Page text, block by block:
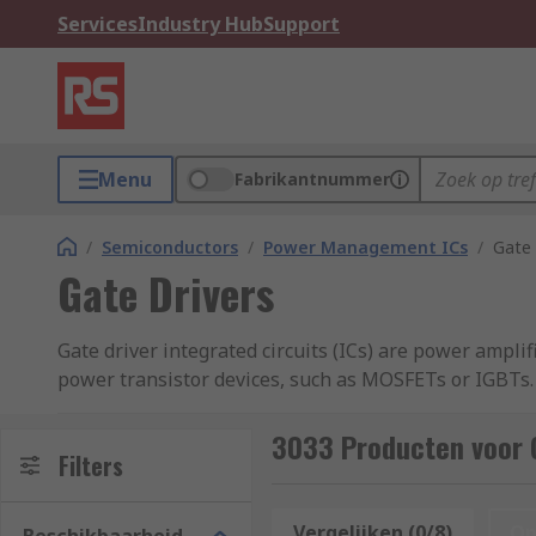
ServicesIndustry HubSupport
Menu Fabrikantnummer
/ Semiconductors / Power Management ICs / Gate
Gate Drivers
Gate driver integrated circuits (ICs) are power
power transistor devices, such as MOSFETs or
It is important to consider the number of driver
Filters 3033 Producten voor